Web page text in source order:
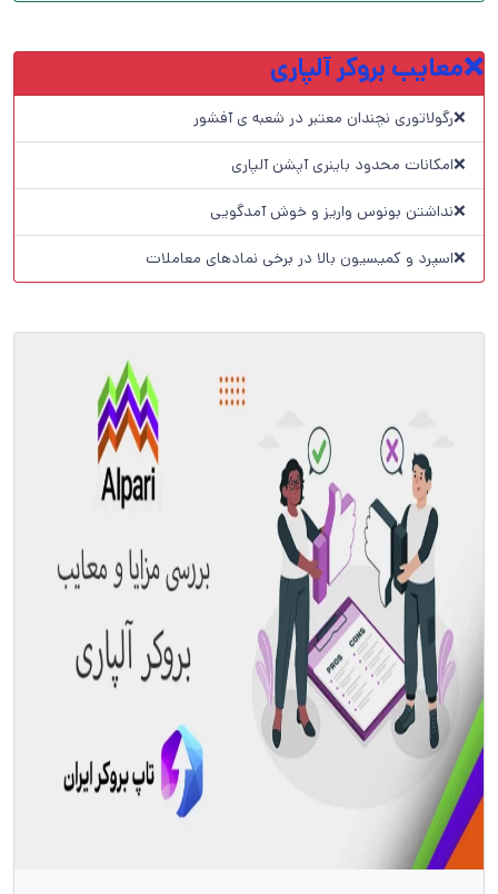
❌معایب بروکر آلپاری
❌رگولاتوری نچندان معتبر در شعبه ی آفشور
❌امکانات محدود باینری آپشن آلپاری
❌نداشتن بونوس واریز و خوش آمدگویی
❌اسپرد و کمیسیون بالا در برخی نمادهای معاملات